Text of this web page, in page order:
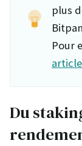
plus
Pour
Du